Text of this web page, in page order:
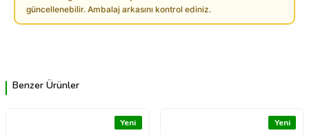
güncellenebilir. Ambalaj arkasını kontrol ediniz.
Benzer Ürünler
Yeni Yeni